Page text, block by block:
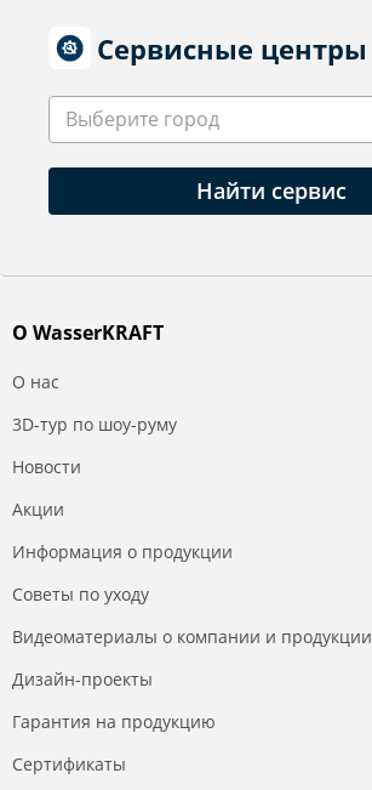
Сервисные центры
Выберите город
Найти сервис
О WasserKRAFT
О нас
3D-тур по шоу-руму
Новости
Акции
Информация о продукции
Советы по уходу
Видеоматериалы о компании и продукции
Дизайн-проекты
Гарантия на продукцию
Сертификаты